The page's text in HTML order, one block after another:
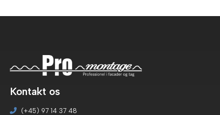
Kontakt os
(+45) 97 14 37 48